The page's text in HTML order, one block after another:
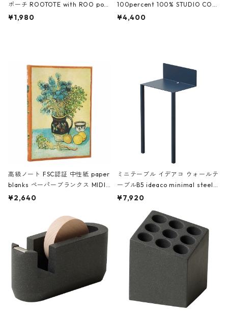
ポーチ ROOTOTE with ROO pou
ch 3532 ルートート WR.ポーチ.ラ
¥1,980
100percent 100% STUDIO COH
AKU Timeless 100パーセント ス
¥4,400
高級ノート FSC認証 中性紙 paper
blanks ペーパーブランクス MIDI
ハードカバー 罫線 ヴァン・ゴッホ
¥2,640
ミニテーブル イデアコ ウォールテ
ーブルB5 ideaco minimal steel f
urniture WALL Table B5 ネイビー
¥7,920